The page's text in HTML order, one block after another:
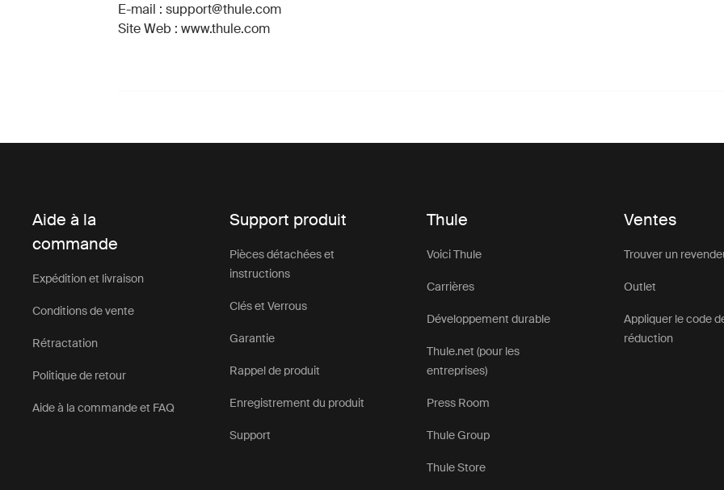
E-mail : support@thule.com
Site Web : www.thule.com
Aide à la
commande
Expédition et livraison
Conditions de vente
Rétractation
Politique de retour
Aide à la commande et FAQ
Support produit
Pièces détachées et
instructions
Clés et Verrous
Garantie
Rappel de produit
Enregistrement du produit
Support
Thule
Voici Thule
Carrières
Développement durable
Thule.net (pour les
entreprises)
Press Room
Thule Group
Thule Store
Ventes
Trouver un
Outlet
Appliquer le code
réduction